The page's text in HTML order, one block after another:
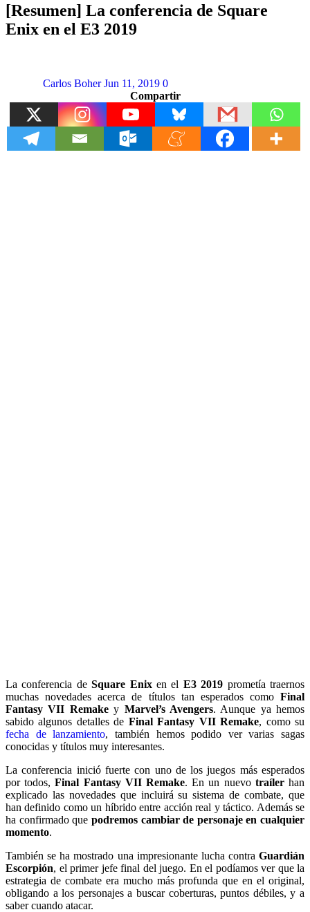
[Resumen] La conferencia de Square
Enix en el E3 2019
Carlos Boher Jun 11, 2019 0
Compartir
La conferencia deSquare Enixen el E3 2019 prometía traernos
muchas novedades acerca de títulos tan esperados como Final
Fantasy VII Remakey Marvel’s Avengers. Aunque ya hemos
sabido algunos detalles de Final Fantasy VII Remake, como su
fecha de lanzamiento, también hemos podido ver varias sagas
conocidas y títulos muy interesantes.
La conferencia inició fuerte con uno de los juegos más esperados
por todos,Final Fantasy VII Remake. En un nuevo traílerhan
explicado las novedades que incluirá su sistema de combate, que
han definido como un híbrido entre acción real y táctico. Además se
ha confirmado que podremos cambiar de personaje en cualquier
momento.
También se ha mostrado una impresionante lucha contra Guardián
Escorpión, el primer jefe final del juego. En el podíamos ver que la
estrategia de combate era mucho más profunda que en el original,
obligando a los personajes a buscar coberturas, puntos débiles, y a
saber cuando atacar.